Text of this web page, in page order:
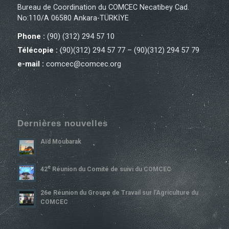
Bureau de Coordination du COMCEC Necatibey Cad.
No:110/A 06580 Ankara-TÜRKİYE
Phone :(90) (312) 294 57 10
Télécopie :(90)(312) 294 57 77 – (90)(312) 294 57 79
e-mail : comcec@comcec.org
Dernières nouvelles
Aïd Moubarak
42ERéunion du Comité de suivi du COMCEC
26e Réunion du Groupe de Travail sur l’Agriculture du
COMCEC